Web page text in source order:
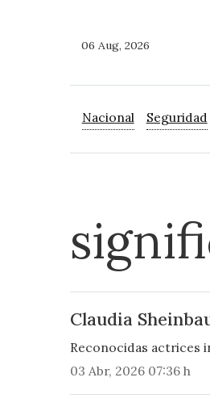
06 Aug, 2026
Nacional Seguridad
Claudia
Reconocidas actrices
03 Abr, 2026 07:36 h